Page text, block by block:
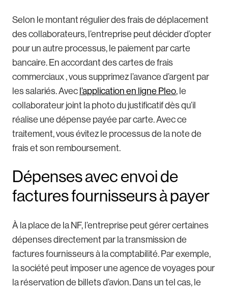
Selon le montant régulier des frais de déplacement
des collaborateurs, l’entreprise peut décider d’opter
pour un autre processus, le paiement par carte
bancaire. En accordant des cartes de frais
commerciaux , vous supprimez l’avance d’argent par
les salariés. Avec l’application en ligne Pleo, le
collaborateur joint la photo du justificatif dès qu’il
réalise une dépense payée par carte. Avec ce
traitement, vous évitez le processus de la note de
frais et son remboursement.
Dépenses avec envoi de
factures fournisseurs à payer
À la place de la NF, l’entreprise peut gérer certaines
dépenses directement par la transmission de
factures fournisseurs à la comptabilité. Par exemple,
la société peut imposer une agence de voyages pour
la réservation de billets d’avion. Dans un tel cas, le